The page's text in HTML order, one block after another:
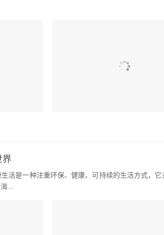
界
活是一种注重环保、健康、可持续的生活方式，它
...